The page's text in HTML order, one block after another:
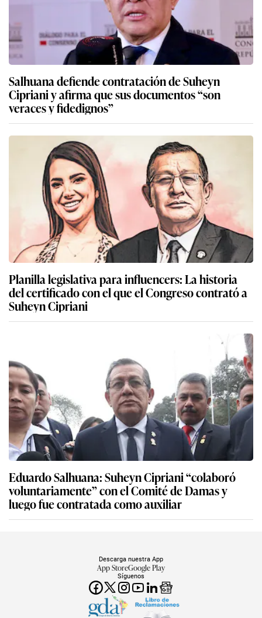
Salhuana defiende contratación de Suheyn
Cipriani y afirma que sus documentos “son
veraces y fidedignos”
Planilla legislativa para influencers: La historia
del certificado con el que el Congreso contrató a
Suheyn Cipriani
Eduardo Salhuana: Suheyn Cipriani “colaboró
voluntariamente” con el Comité de Damas y
luego fue contratada como auxiliar
Síguenos
Descarga nuestra App
App StoreGoogle Play